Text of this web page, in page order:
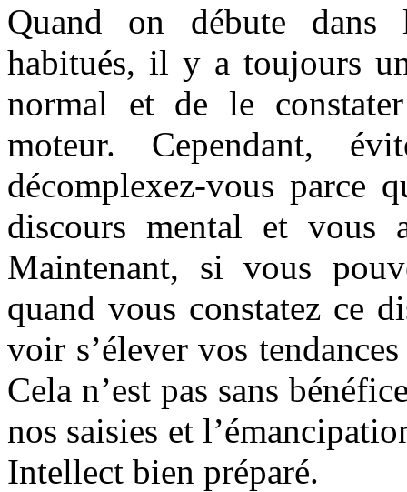
Quand on débute dans
habitués, il y a toujours
normal et de le
moteur. Cependant,
décomplexez-vous parce
discours mental et
Maintenant, si vous
quand vous constatez ce
voir s’élever vos
Cela n’est pas sans
nos saisies et
Intellect bien préparé.